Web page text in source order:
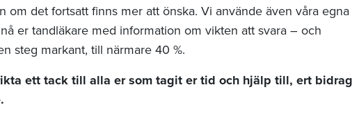
om det fortsatt finns mer att önska. Vi använde även våra egna
er tandläkare med information om vikten att svara – och
steg markant, till närmare 40 %.
ett tack till alla er som tagit er tid och hjälp till, ert bidrag